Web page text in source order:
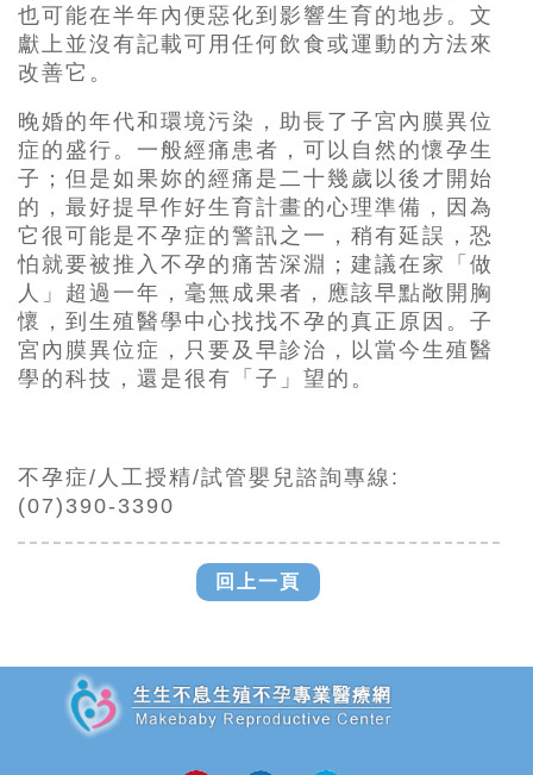
也可能在半年內便惡化到影響生育的地步。文
獻上並沒有記載可用任何飲食或運動的方法來
改善它。
晚婚的年代和環境污染，助長了子宮內膜異位
症的盛行。一般經痛患者，可以自然的懷孕生
子；但是如果妳的經痛是二十幾歲以後才開始
的，最好提早作好生育計畫的心理準備，因為
它很可能是不孕症的警訊之一，稍有延誤，恐
怕就要被推入不孕的痛苦深淵；建議在家「做
人」超過一年，毫無成果者，應該早點敞開胸
懷，到生殖醫學中心找找不孕的真正原因。子
宮內膜異位症，只要及早診治，以當今生殖醫
學的科技，還是很有「子」望的。
不孕症/人工授精/試管嬰兒諮詢專線:
(07)390-3390
回上一頁